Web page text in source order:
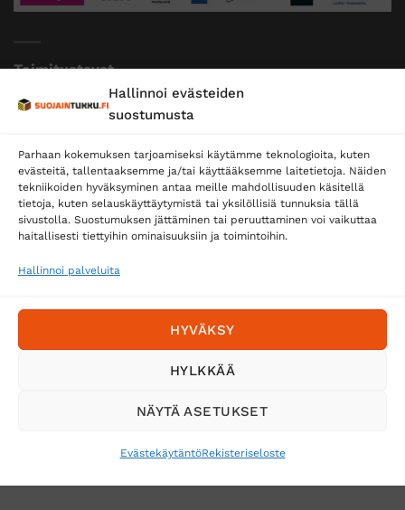
Hallinnoi evästeiden
suostumusta
Parhaan kokemuksen tarjoamiseksi käytämme teknologioita, kuten
evästeitä, tallentaaksemme ja/tai käyttääksemme laitetietoja. Näiden
tekniikoiden hyväksyminen antaa meille mahdollisuuden käsitellä
tietoja, kuten selauskäyttäytymistä tai yksilöllisiä tunnuksia tällä
sivustolla. Suostumuksen jättäminen tai peruuttaminen voi vaikuttaa
haitallisesti tiettyihin ominaisuuksiin ja toimintoihin.
Hallinnoi palveluita
HYVÄKSY
HYLKKÄÄ
NÄYTÄ ASETUKSET
EvästekäytäntöRekisteriseloste
Toimitustavat
Posti
Postnord
Tilaa uutiskirje ja saat erikoisalennuksia